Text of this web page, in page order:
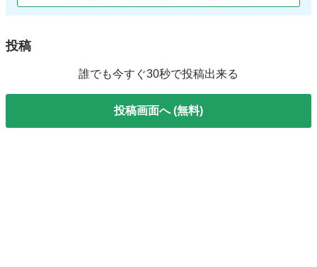
投稿
誰でも今すぐ30秒で投稿出来る
投稿画面へ (無料)